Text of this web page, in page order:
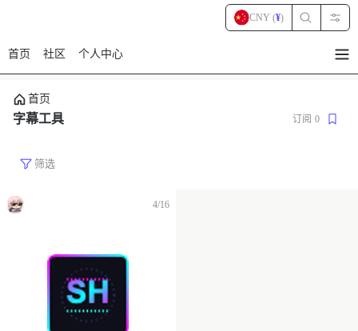
首页 社区 个人中心
CNY (¥)
首页
字幕工具 订阅 0
筛选
4/16